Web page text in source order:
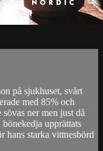
på sjukhuset, svårt
med 85% och
ner men just då
upprättats
hans starka vittnesbörd